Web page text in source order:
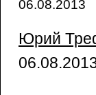
06.08.2013
Юрий